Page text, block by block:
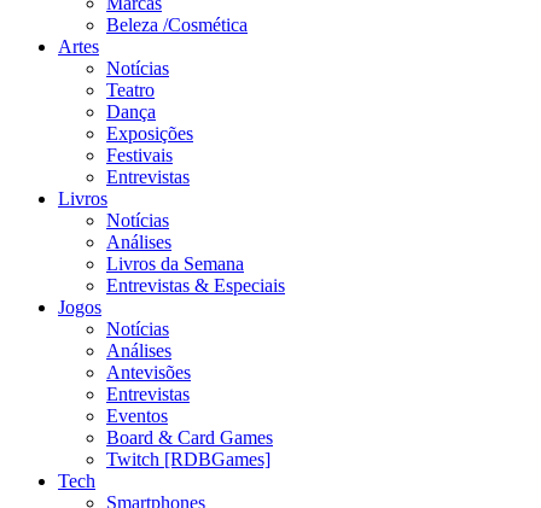
Beleza /Cosmética
Artes
Notícias
Teatro
Dança
Exposições
Festivais
Entrevistas
Livros
Notícias
Análises
Livros da Semana
Entrevistas & Especiais
Jogos
Notícias
Análises
Antevisões
Entrevistas
Eventos
Board & Card Games
Twitch [RDBGames]
Tech
Smartphones